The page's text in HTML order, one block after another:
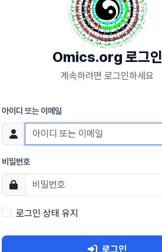
Omics.org 로그인
계속하려면 로그인하세요
아이디 또는 이메일
비밀번호
로그인 상태 유지
로그인